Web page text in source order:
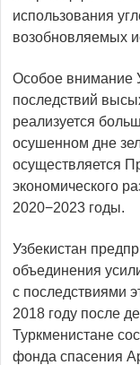
использования
возобновля­емых
Особое внимание
последствий
реализуется
осушенном дне
осуществляется
экономического
2020−2023 годы.
Узбекистан
объединения
с последствиями
2018 году после
Туркменистане
фонда спасения